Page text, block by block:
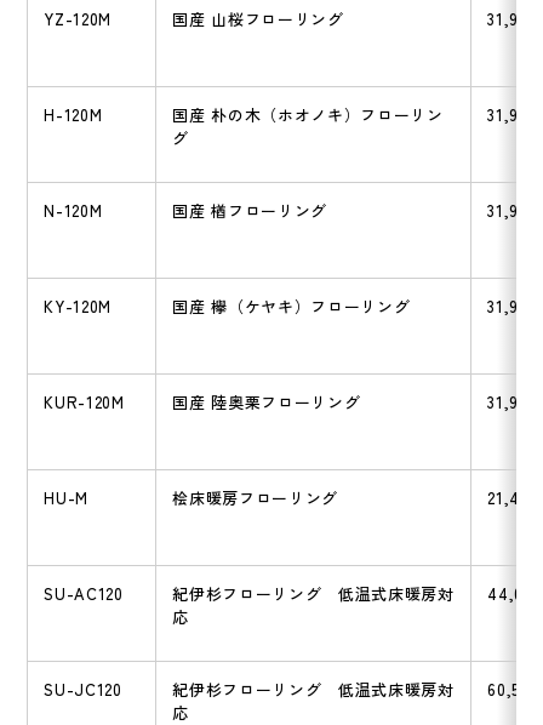
YZ-120M 国産 山桜フローリング 31,900
H-120M
国産 朴の木（ホオノキ）フローリン
グ
31,900
N-120M 国産 楢フローリング 31,900
KY-120M 国産 欅（ケヤキ）フローリング 31,900
KUR-120M 国産 陸奥栗フローリング 31,900
HU-M 桧床暖房フローリング 21,450
SU-AC120
紀伊杉フローリング 低温式床暖房対
応
44,000
SU-JC120
紀伊杉フローリング 低温式床暖房対
応
60,500